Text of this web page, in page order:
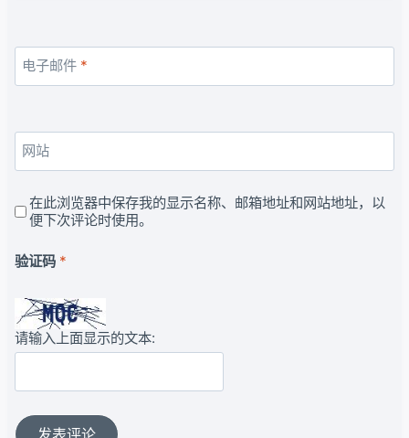
电子邮件 *
网站
在此浏览器中保存我的显示名称、邮箱地址和网站地址，以
便下次评论时使用。
验证码 *
请输入上面显示的文本: